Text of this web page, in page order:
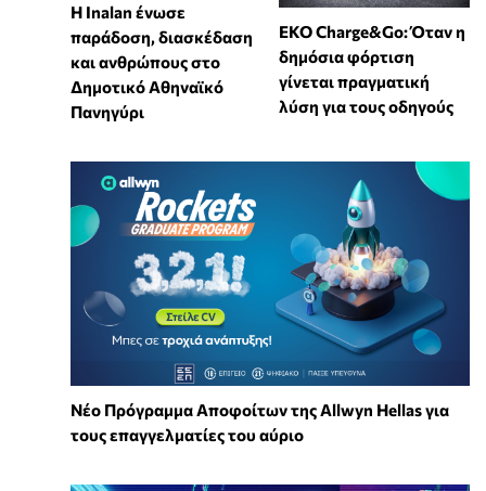
Η Inalan ένωσε
παράδοση, διασκέδαση
και ανθρώπους στο
Δημοτικό Αθηναϊκό
Πανηγύρι
EKO Charge&Go: Όταν η
δημόσια φόρτιση
γίνεται πραγματική
λύση για τους οδηγούς
Νέο Πρόγραμμα Αποφοίτων της Allwyn Hellas για
τους επαγγελματίες του αύριο